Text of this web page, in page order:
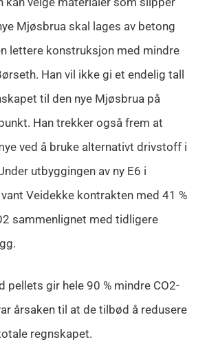
Mjøsbrua skal lages av betong
lettere konstruksjon med mindre
Han vil ikke gi et endelig tall
til den nye Mjøsbrua på
Han trekker også frem at
ved å bruke alternativt drivstoff i
utbyggingen av ny E6 i
Veidekke kontrakten med 41 %
sammenlignet med tidligere
pellets gir hele 90 % mindre CO2-
årsaken til at de tilbød å redusere
regnskapet.